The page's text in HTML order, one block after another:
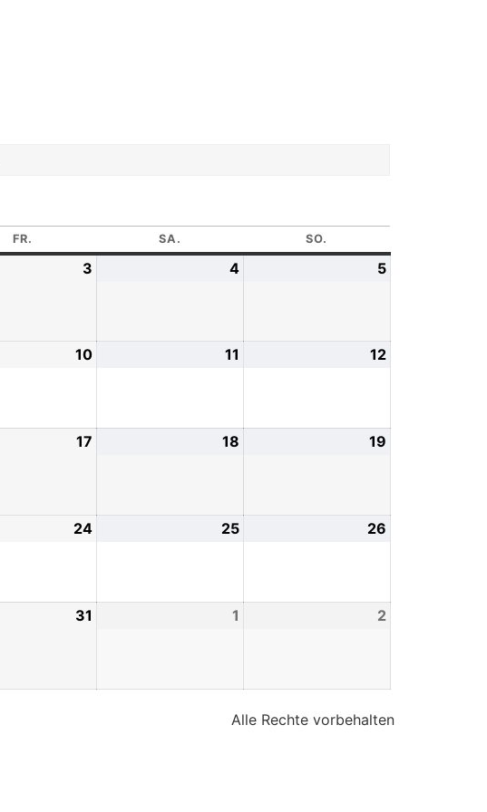
FR. SA. SO.
3 4 5
10 11 12
17 18 19
24 25 26
31 1 2
Alle Rechte vorbehalten